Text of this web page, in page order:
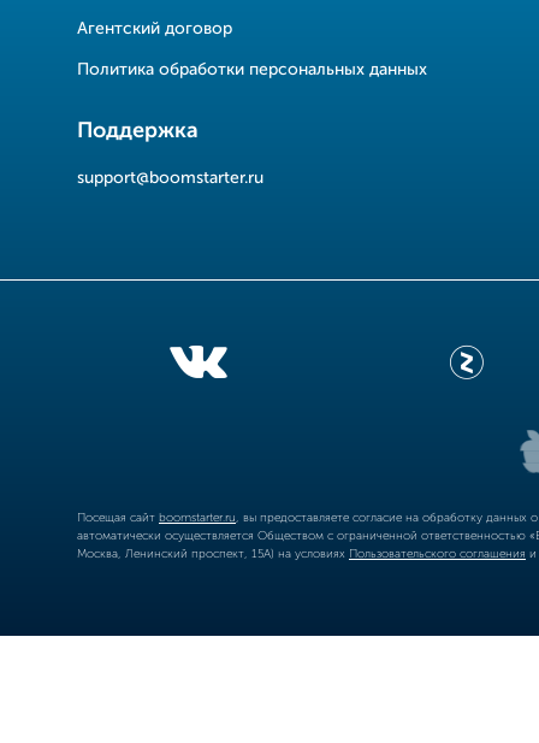
Агентский договор
Политика обработки персональных данных
Поддержка
support@boomstarter.ru
Посещая сайт boomstarter.ru , вы предоставляете согласие на обработку
автоматически осуществляется Обществом с ограниченной
Москва, Ленинский проспект, 15А) на условиях Пользовательского соглашения и